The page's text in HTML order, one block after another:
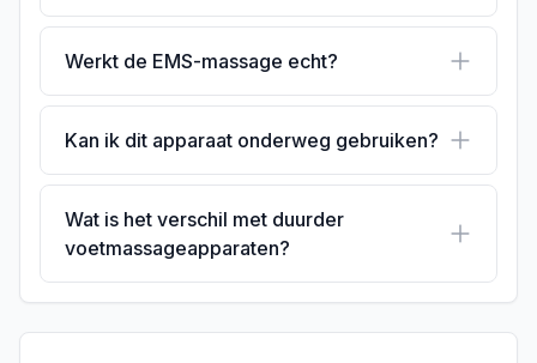
Werkt de EMS-massage echt?
Kan ik dit apparaat onderweg gebruiken?
Wat is het verschil met duurder
voetmassageapparaten?